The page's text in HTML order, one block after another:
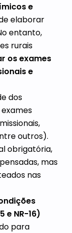
e
elaborar
entanto,
rurais
os exames
e
dos
outros).
obrigatória,
mas
nas
e NR-16)
para